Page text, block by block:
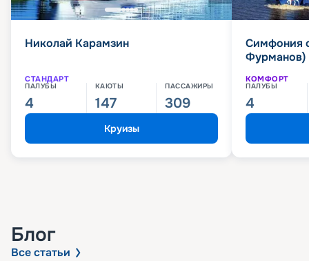
Николай Карамзин
СТАНДАРТ
ПАЛУБЫ
4
КАЮТЫ
147
ПАССАЖИРЫ
309
Круизы
Симфония
Фурманов)
КОМФОРТ
ПАЛУБЫ
4
Блог
Все статьи